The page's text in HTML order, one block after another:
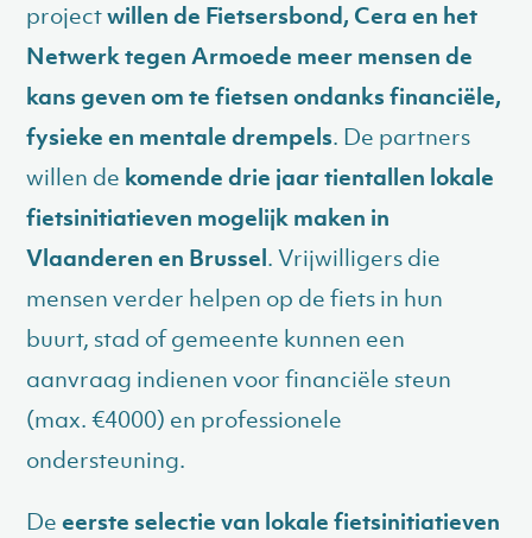
projectwillen de Fietsersbond, Cera en het
Netwerk tegen Armoede meer mensen de
kans geven om te fietsen ondanks financiële,
fysieke en mentale drempels. De partners
willen de komende drie jaar tientallen lokale
fietsinitiatieven mogelijk maken in
Vlaanderen en Brussel. Vrijwilligers die
mensen verder helpen op de fiets in hun
buurt, stad of gemeente kunnen een
aanvraag indienen voor financiële steun
(max. €4000) en professionele
ondersteuning.
Deeerste selectie van lokale fietsinitiatieven